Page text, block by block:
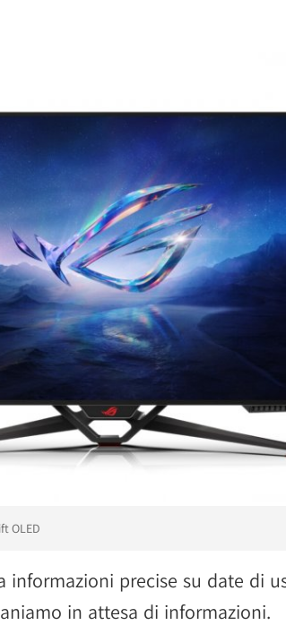
OLED
informazioni precise su date di
in attesa di informazioni.